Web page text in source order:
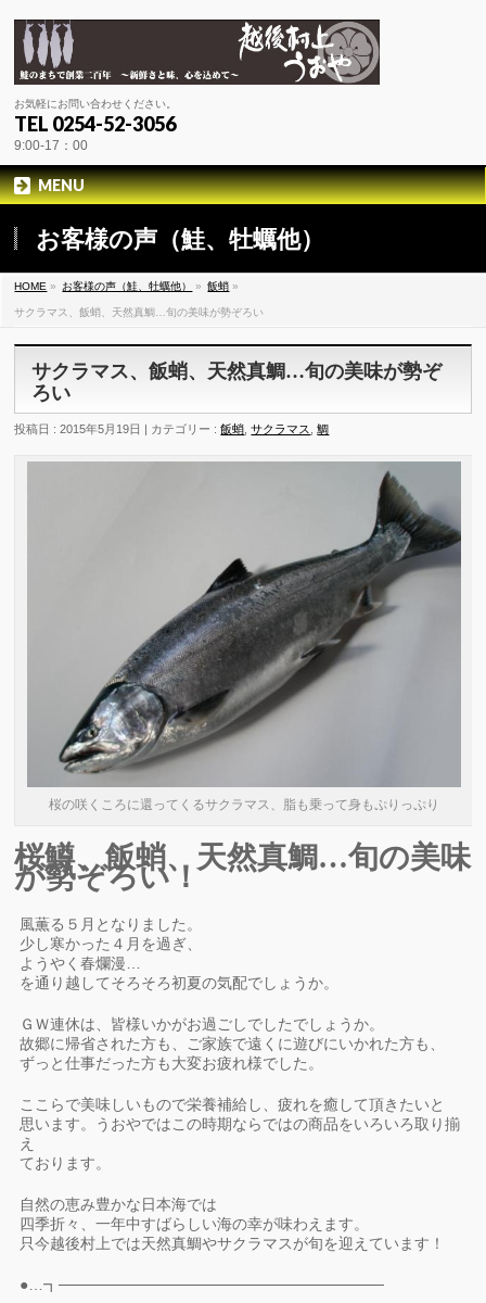
お気軽にお問い合わせください。
TEL 0254-52-3056
9:00-17：00
MENU
お客様の声（鮭、牡蠣他）
HOME » お客様の声（鮭、牡蠣他） » 飯蛸 »
サクラマス、飯蛸、天然真鯛…旬の美味が勢ぞろい
サクラマス、飯蛸、天然真鯛…旬の美味が勢ぞ
ろい
投稿日 : 2015年5月19日 | カテゴリー :飯蛸 ,サクラマス ,鯛
桜の咲くころに還ってくるサクラマス、脂も乗って身もぷりっぷり
桜鱒、飯蛸、天然真鯛…旬の美味
が勢ぞろい！
風薫る５月となりました。
少し寒かった４月を過ぎ、
ようやく春爛漫…
を通り越してそろそろ初夏の気配でしょうか。
ＧＷ連休は、皆様いかがお過ごしでしたでしょうか。
故郷に帰省された方も、ご家族で遠くに遊びにいかれた方も、
ずっと仕事だった方も大変お疲れ様でした。
ここらで美味しいもので栄養補給し、疲れを癒して頂きたいと
思います。うおやではこの時期ならではの商品をいろいろ取り揃
え
ております。
自然の恵み豊かな日本海では
四季折々、一年中すばらしい海の幸が味わえます。
只今越後村上では天然真鯛やサクラマスが旬を迎えています！
●…┓──────────────────────────────